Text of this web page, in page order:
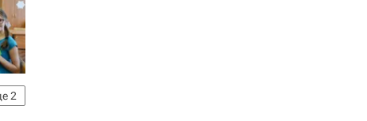
2